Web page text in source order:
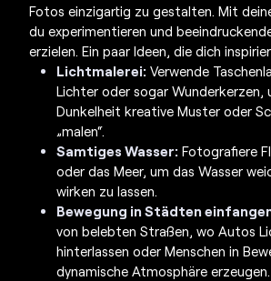
Fotos einzigartig zu gestalten. Mit
du experimentieren und
erzielen. Ein paar Ideen, die dich
Lichtmalerei: Verwende
Lichter oder sogar Wunderkerzen,
Dunkelheit kreative Muster oder
„malen“.
Samtiges Wasser: Fotografiere
oder das Meer, um das Wasser
wirken zu lassen.
Bewegung in Städten
von belebten Straßen, wo Autos
hinterlassen oder Menschen in
dynamische Atmosphäre erzeugen.